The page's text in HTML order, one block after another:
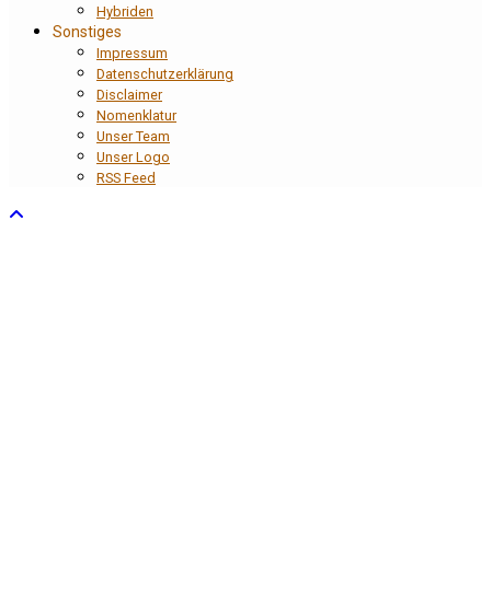
Hybriden
Sonstiges
Impressum
Datenschutzerklärung
Disclaimer
Nomenklatur
Unser Team
Unser Logo
RSS Feed